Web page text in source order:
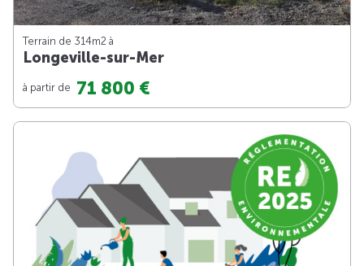
Terrain de 314m2 à
Longeville-sur-Mer
à partir de 71 800 €